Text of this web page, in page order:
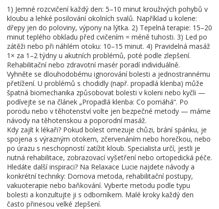
1) Jemné rozcvičení každý den: 5–10 minut krouživých pohybů v
kloubu a lehké posilování okolních svalů. Například u kolene:
dřepy jen do poloviny, výpony na lýtka. 2) Tepelná terapie: 15–20
minut teplého obkladu před cvičením = méně tuhosti. 3) Led po
zátěži nebo při náhlém otoku: 10–15 minut. 4) Pravidelná masáž
1× za 1–2 týdny u akutních problémů, poté podle zlepšení.
Rehabilitační nebo zdravotní masér poradí individuálně.
Vyhněte se dlouhodobému ignorování bolesti a jednostrannému
přetížení. U problémů s chodidly (např. propadlá klenba) může
špatná biomechanika způsobovat bolesti v koleni nebo kyčli —
podívejte se na článek „Propadlá klenba: Co pomáhá“. Po
porodu nebo v těhotenství volte jen bezpečné metody — máme
návody na těhotenskou a poporodní masáž.
Kdy zajít k lékaři? Pokud bolest omezuje chůzi, brání spánku, je
spojena s výrazným otokem, zčervenáním nebo horečkou, nebo
po úrazu s neschopností zatížit kloub. Specialista určí, jestli je
nutná rehabilitace, zobrazovací vyšetření nebo ortopedická péče.
Hledáte další inspiraci? Na Relaxace Lucie najdete návody a
konkrétní techniky: Dornova metoda, rehabilitační postupy,
vakuoterapie nebo baňkování. Vyberte metodu podle typu
bolesti a konzultujte ji s odborníkem. Malé kroky každý den
často přinesou velké zlepšení.